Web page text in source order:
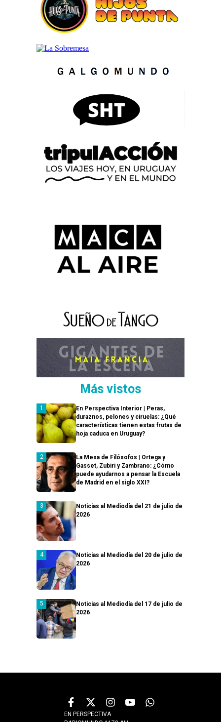
Más vistos
En Perspectiva Interior | Peras,
duraznos, pelones y ciruelas: ¿Qué
características tienen estas frutas de
hoja caduca en Uruguay?
La Mesa de Filósofos | Ortega y
Gasset, Zubiri y Zambrano: ¿Cómo
puede ayudarnos a pensar la Escuela
de Madrid en el siglo XXI?
Noticias al Mediodía del 21 de julio de
2026
Noticias al Mediodía del 20 de julio de
2026
Noticias al Mediodía del 17 de julio de
2026
EN PERSPECTIVA